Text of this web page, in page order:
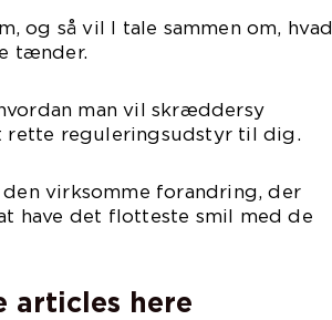
og så vil I tale sammen om, hvad
tænder.
man vil skræddersy
rette reguleringsudstyr til dig.
virksomme forandring, der
have det flotteste smil med de
articles here